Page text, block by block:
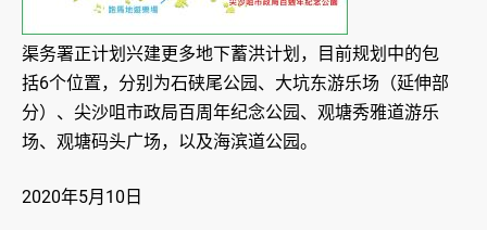
渠务署正计划兴建更多地下蓄洪计划，目前规划中的包
括6个位置，分别为石硖尾公园、大坑东游乐场（延伸部
分）、尖沙咀市政局百周年纪念公园、观塘秀雅道游乐
场、观塘码头广场，以及海滨道公园。
2020年5月10日